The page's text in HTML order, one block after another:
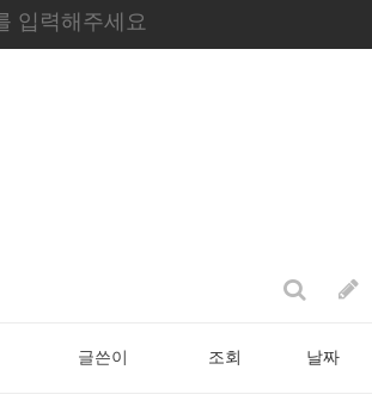
글쓴이 조회 날짜